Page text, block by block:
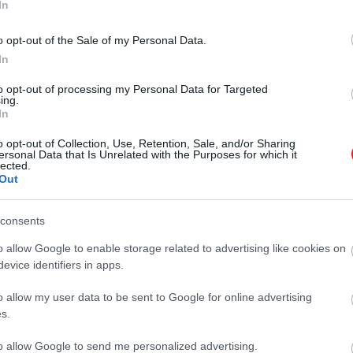
opt-out of the Sale of my Personal Data.
opt-out of processing my Personal Data for Targeted
opt-out of Collection, Use, Retention, Sale, and/or Sharing
Data that Is Unrelated with the Purposes for which it
allow Google to enable storage related to advertising like cookies on
identifiers in apps.
allow my user data to be sent to Google for online advertising
allow Google to send me personalized advertising.
nyár első kerti grillezése. A
megfelelően előkészített ételeken
szükségünk, hogy a program igazán
melyek…
Itt a grillszezon! 5 tárgy a